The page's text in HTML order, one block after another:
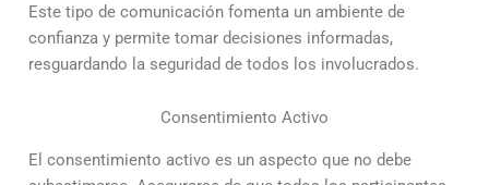
Este tipo de comunicación fomenta un ambiente de
confianza y permite tomar decisiones informadas,
resguardando la seguridad de todos los involucrados.
Consentimiento Activo
El consentimiento activo es un aspecto que no debe